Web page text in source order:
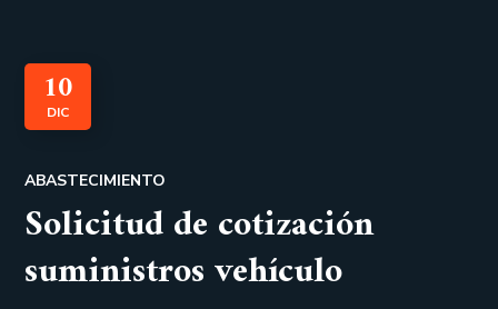
10
DIC
ABASTECIMIENTO
Solicitud de cotización
suministros vehículo